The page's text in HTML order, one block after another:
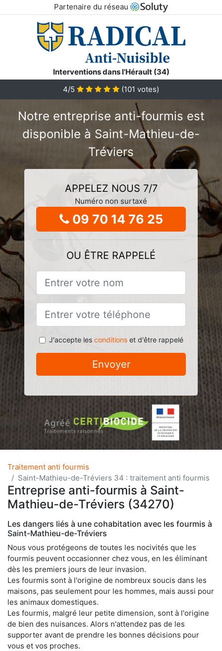
Partenaire du réseau
Interventions dans l'Hérault (34)
4/5
(101 votes)
Notre entreprise anti-fourmis est
disponible à Saint-Mathieu-de-
Tréviers
APPELEZ NOUS 7/7
Numéro non surtaxé
09 70 14 76 25
OU ÊTRE RAPPELÉ
J'accepte les conditionset d'être rappelé
Envoyer
Traitement anti fourmis
Saint-Mathieu-de-Tréviers 34 : traitement anti fourmis
Entreprise anti-fourmis à Saint-
Mathieu-de-Tréviers (34270)
Les dangers liés à une cohabitation avec les fourmis à
Saint-Mathieu-de-Tréviers
Nous vous protégeons de toutes les nocivités que les
fourmis peuvent occasionner chez vous, en les éliminant
dès les premiers jours de leur invasion.
Les fourmis sont à l'origine de nombreux soucis dans les
maisons, pas seulement pour les hommes, mais aussi pour
les animaux domestiques.
Les fourmis, malgré leur petite dimension, sont à l'origine
de bien des nuisances. Alors n'attendez pas de les
supporter avant de prendre les bonnes décisions pour
vous et vos proches.